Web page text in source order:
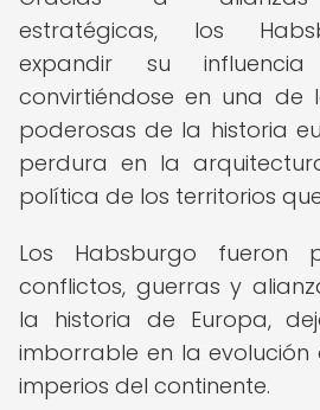
estratégicas, los
expandir su
convirtiéndose en una de
poderosas de la historia
perdura en la
política de los territorios
Los Habsburgo fueron
conflictos, guerras y
la historia de Europa,
imborrable en la evolución
imperios del continente.